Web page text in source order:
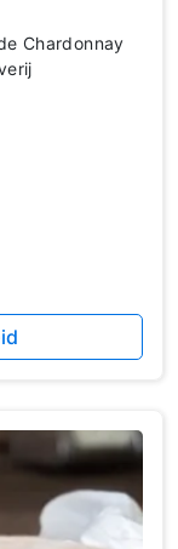
Chardonnay